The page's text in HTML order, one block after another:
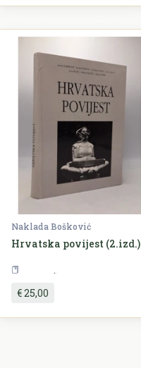
Naklada Bošković
Hrvatska povijest (2.izd.)
€ 25,00